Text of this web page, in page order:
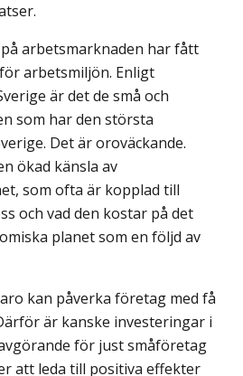
arbetsmarknaden har fått
arbetsmiljön. Enligt
är det de små och
som har den största
Det är oroväckande.
ökad känsla av
som ofta är kopplad till
och vad den kostar på det
planet som en följd av
kan påverka företag med få
är kanske investeringar i
för just småföretag
att leda till positiva effekter